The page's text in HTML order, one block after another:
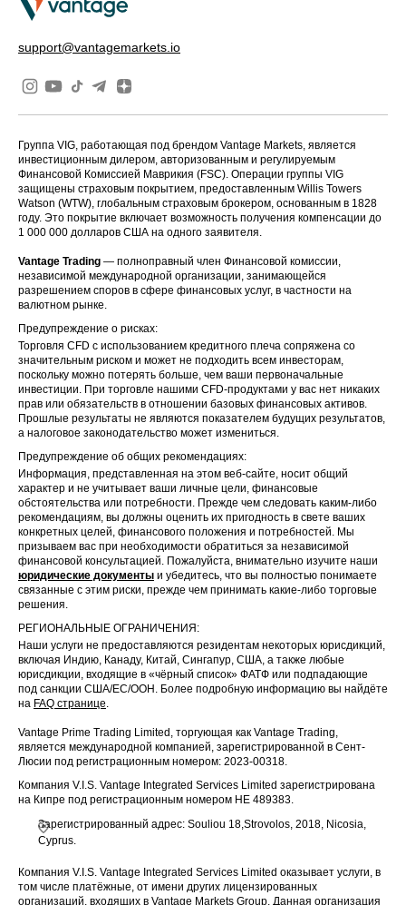
support@vantagemarkets.io
Группа VIG, работающая под брендом Vantage Markets, является
инвестиционным дилером, авторизованным и регулируемым
Финансовой Комиссией Маврикия (FSC). Операции группы VIG
защищены страховым покрытием, предоставленным Willis Towers
Watson (WTW), глобальным страховым брокером, основанным в 1828
году. Это покрытие включает возможность получения компенсации до
1 000 000 долларов США на одного заявителя.
Vantage Trading — полноправный член Финансовой комиссии,
независимой международной организации, занимающейся
разрешением споров в сфере финансовых услуг, в частности на
валютном рынке.
Предупреждение о рисках:
Торговля CFD с использованием кредитного плеча сопряжена со
значительным риском и может не подходить всем инвесторам,
поскольку можно потерять больше, чем ваши первоначальные
инвестиции. При торговле нашими CFD-продуктами у вас нет никаких
прав или обязательств в отношении базовых финансовых активов.
Прошлые результаты не являются показателем будущих результатов,
а налоговое законодательство может измениться.
Предупреждение об общих рекомендациях:
Информация, представленная на этом веб-сайте, носит общий
характер и не учитывает ваши личные цели, финансовые
обстоятельства или потребности. Прежде чем следовать каким-либо
рекомендациям, вы должны оценить их пригодность в свете ваших
конкретных целей, финансового положения и потребностей. Мы
призываем вас при необходимости обратиться за независимой
финансовой консультацией. Пожалуйста, внимательно изучите наши
юридические документы и убедитесь, что вы полностью понимаете
связанные с этим риски, прежде чем принимать какие-либо торговые
решения.
РЕГИОНАЛЬНЫЕ ОГРАНИЧЕНИЯ:
Наши услуги не предоставляются резидентам некоторых юрисдикций,
включая Индию, Канаду, Китай, Сингапур, США, а также любые
юрисдикции, входящие в «чёрный список» ФАТФ или подпадающие
под санкции США/ЕС/ООН. Более подробную информацию вы найдёте
на FAQ странице.
Vantage Prime Trading Limited, торгующая как Vantage Trading,
является международной компанией, зарегистрированной в Сент-
Люсии под регистрационным номером: 2023-00318.
Компания V.I.S. Vantage Integrated Services Limited зарегистрирована
на Кипре под регистрационным номером HE 489383.
Зарегистрированный адрес: Souliou 18,Strovolos, 2018, Nicosia,
Cyprus.
Компания V.I.S. Vantage Integrated Services Limited оказывает услуги, в
том числе платёжные, от имени других лицензированных
организаций, входящих в Vantage Markets Group. Данная организация